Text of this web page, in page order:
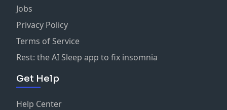
Jobs
Privacy Policy
Terms of Service
Rest: the AI Sleep app to fix insomnia
Get Help
Help Center